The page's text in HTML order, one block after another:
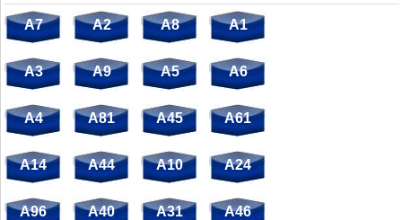
A7 A2 A8 A1
A3 A9 A5 A6
A4 A81 A45 A61
A14 A44 A10 A24
A96 A40 A31 A46